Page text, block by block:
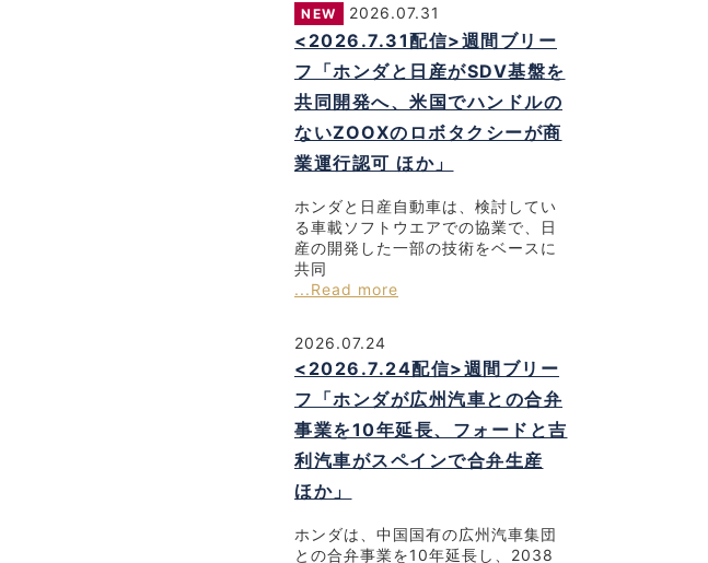
NEW 2026.07.31
<2026.7.31配信>週間ブリー
フ「ホンダと日産がSDV基盤を
共同開発へ、米国でハンドルの
ないZOOXのロボタクシーが商
業運行認可 ほか」
ホンダと日産自動車は、検討してい
る車載ソフトウエアでの協業で、日
産の開発した一部の技術をベースに
共同
...Read more
2026.07.24
<2026.7.24配信>週間ブリー
フ「ホンダが広州汽車との合弁
事業を10年延長、フォードと吉
利汽車がスペインで合弁生産
ほか」
ホンダは、中国国有の広州汽車集団
との合弁事業を10年延長し、2038